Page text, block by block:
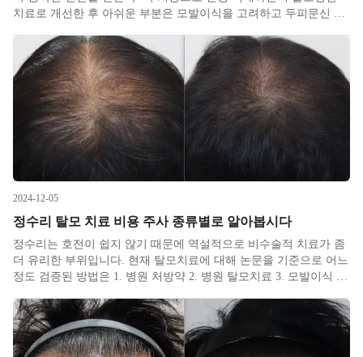
치료로 개선한 후 아쉬운 부분은 모발이식을 고려하고 두피문신 등
정으로는 두피관리 정도를 고려합니다. 결국 정수리 부위는 위의 7
2024-12-05
정수리 탈모 치료 비용 주사 종류별로 알아봅시다
정수리는 호전이 쉽지 않기 때문에 역설적으로 비수술적 치료가 좀
더 유리한 부위입니다. 현재 탈모치료에 대해 논문을 기준으로 어느
정도 검증된 방법은 1. 병원 처방약 2. 병원 탈모치료 3. 모발이식 이
는 방법으로는 두피문신, 흑채, 붙임머리, 가발, 마스카라